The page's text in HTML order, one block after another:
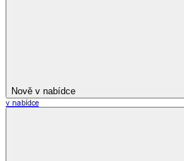
Nově v nabídce
v nabídce